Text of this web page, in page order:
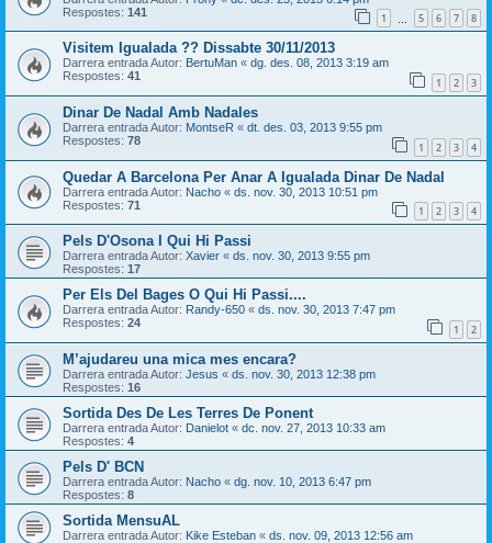
Respostes: 141 1 5 6 7 8
Visitem Igualada ?? Dissabte 30/11/2013
Darrera entrada Autor: BertuMan « dg. des. 08, 2013 3:19 am
Respostes: 41 1 2 3
Dinar De Nadal Amb Nadales
Darrera entrada Autor: MontseR « dt. des. 03, 2013 9:55 pm
Respostes: 78 1 2 3 4
Quedar A Barcelona Per Anar A Igualada Dinar De Nadal
Darrera entrada Autor: Nacho « ds. nov. 30, 2013 10:51 pm
Respostes: 71 1 2 3 4
Pels D'Osona I Qui Hi Passi
Darrera entrada Autor: Xavier « ds. nov. 30, 2013 9:55 pm
Respostes: 17
Per Els Del Bages O Qui Hi Passi....
Darrera entrada Autor: Randy-650 « ds. nov. 30, 2013 7:47 pm
Respostes: 24 1 2
M’ajudareu una mica mes encara?
Darrera entrada Autor: Jesus « ds. nov. 30, 2013 12:38 pm
Respostes: 16
Sortida Des De Les Terres De Ponent
Darrera entrada Autor: Danielot « dc. nov. 27, 2013 10:33 am
Respostes: 4
Pels D' BCN
Darrera entrada Autor: Nacho « dg. nov. 10, 2013 6:47 pm
Respostes: 8
Sortida MensuAL
Darrera entrada Autor: Kike Esteban « ds. nov. 09, 2013 12:56 am